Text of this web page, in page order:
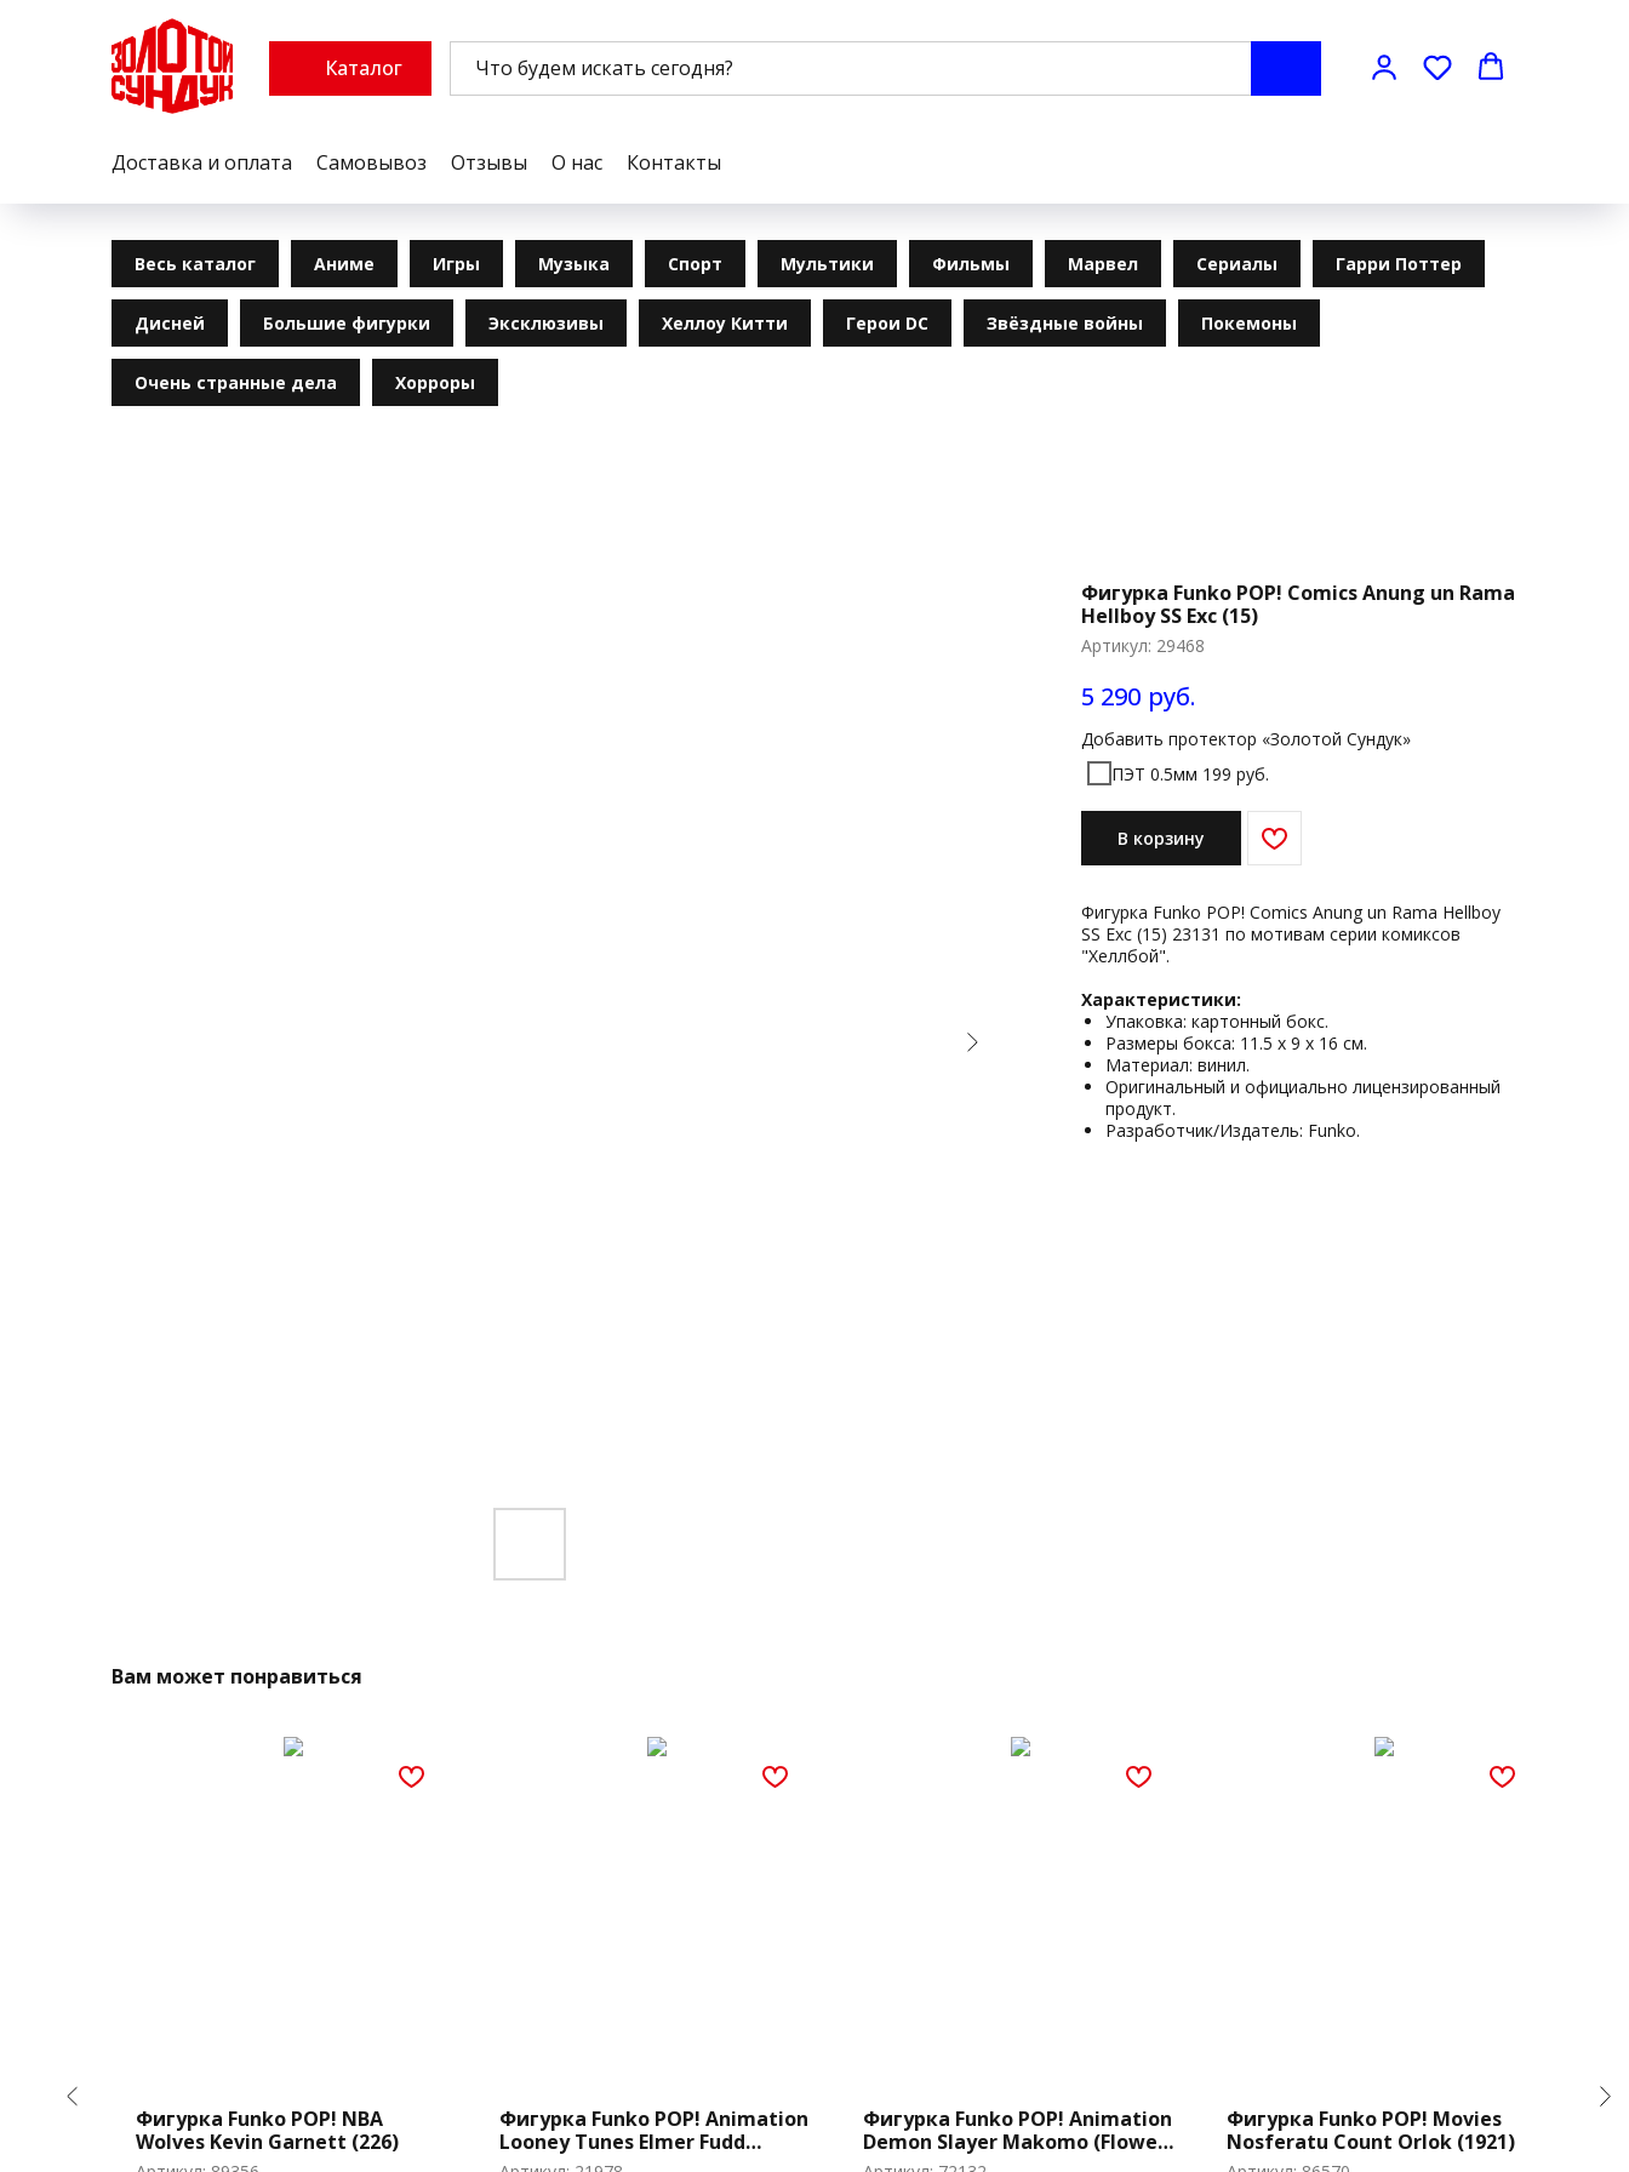
Каталог
Доставка и оплата Самовывоз Отзывы О нас Контакты
Весь каталог Аниме Игры Музыка Спорт Мультики Фильмы Марвел Сериалы Гарри Поттер
Дисней Большие фигурки Эксклюзивы Хеллоу Китти Герои DC Звёздные войны Покемоны
Очень странные дела Хорроры
Фигурка Funko POP! Comics Anung un Rama
Hellboy SS Exc (15)
Артикул: 29468
5 290 руб.
Добавить протектор «Золотой Сундук»
ПЭТ 0.5мм 199 руб.
В корзину
Фигурка Funko POP! Comics Anung un Rama Hellboy
SS Exc (15) 23131 по мотивам серии комиксов
"Хеллбой".
Характеристики:
Упаковка: картонный бокс.
Размеры бокса: 11.5 х 9 х 16 см.
Материал: винил.
Оригинальный и официально лицензированный
продукт.
Разработчик/Издатель: Funko.
Вам может понравиться
Фигурка Funko POP! NBA
Wolves Kevin Garnett (226)
Фигурка Funko POP! Animation
Looney Tunes Elmer Fudd
(Opera) (310)
Фигурка Funko POP! Animation
Demon Slayer Makomo (Flower
Headdress) (1405)
Фигурка Funko POP! Movies
Nosferatu Count Orlok (1921)